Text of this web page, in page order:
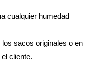
cualquier humedad
sacos originales o en
cliente.